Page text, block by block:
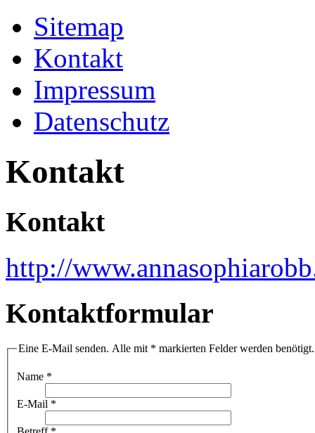
Sitemap
Kontakt
Impressum
Datenschutz
Kontakt
Kontakt
http://
Kontaktformular
Eine E-Mail senden. Alle mit * markierten Felder werden benötigt.
Name *
E-Mail *